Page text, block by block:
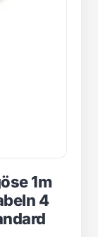
1m
4